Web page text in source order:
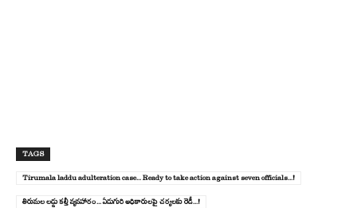
TAGS
Tirumala laddu adulteration case... Ready to take action against seven officials...!
తిరుమల లడ్డు కల్తీ వ్యవహారం... ఏడుగురి అధికారులపై చర్యలకు రెడీ...!